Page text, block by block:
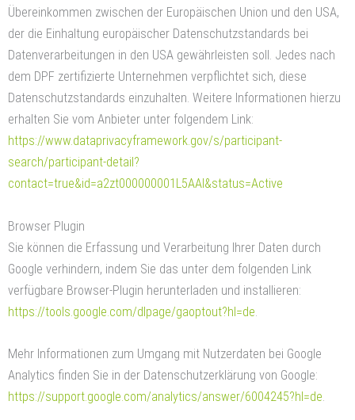
Übereinkommen zwischen der Europäischen Union und den USA,
der die Einhaltung europäischer Datenschutzstandards bei
Datenverarbeitungen in den USA gewährleisten soll. Jedes nach
dem DPF zertifizierte Unternehmen verpflichtet sich, diese
Datenschutzstandards einzuhalten. Weitere Informationen hierzu
erhalten Sie vom Anbieter unter folgendem Link:
https://www.dataprivacyframework.gov/s/participant-
search/participant-detail?
contact=true&id=a2zt000000001L5AAI&status=Active
Browser Plugin
Sie können die Erfassung und Verarbeitung Ihrer Daten durch
Google verhindern, indem Sie das unter dem folgenden Link
verfügbare Browser-Plugin herunterladen und installieren:
https://tools.google.com/dlpage/gaoptout?hl=de
Mehr Informationen zum Umgang mit Nutzerdaten bei Google
Analytics finden Sie in der Datenschutzerklärung von Google:
https://support.google.com/analytics/answer/6004245?hl=de.